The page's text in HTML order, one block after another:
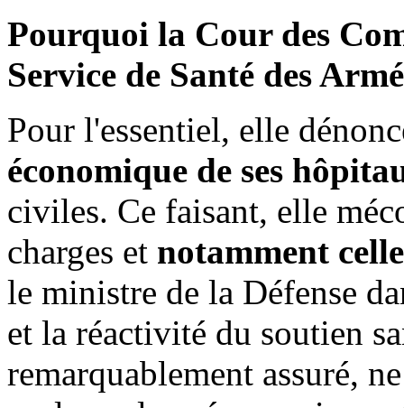
Pourquoi la Cour des
Service de Santé des
Pour l'essentiel, elle
économique de ses
civiles. Ce faisant, elle
charges et notamment
le ministre de la Défense
et la réactivité du soutien
remarquablement assuré,